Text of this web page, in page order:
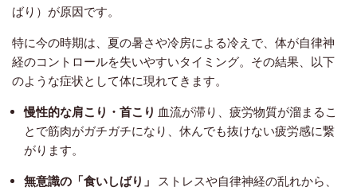
ばり）が原因です。
特に今の時期は、夏の暑さや冷房による冷えで、体が自律神
経のコントロールを失いやすいタイミング。その結果、以下
のような症状として体に現れてきます。
慢性的な肩こり・首こり 血流が滞り、疲労物質が溜まるこ
とで筋肉がガチガチになり、休んでも抜けない疲労感に繋
がります。
無意識の「食いしばり」
ストレスや自律神経の乱れから、